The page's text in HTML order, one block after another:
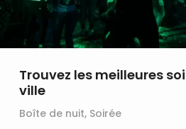
Trouvez les meilleures
ville
Boîte de nuit, Soirée